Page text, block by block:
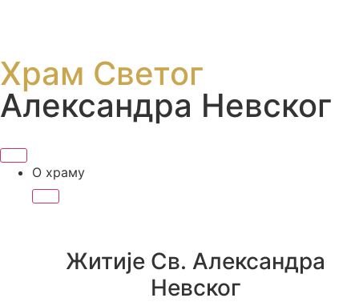
Храм Светог
Александра Невског
О храму
Житије Св. Александра
Невског